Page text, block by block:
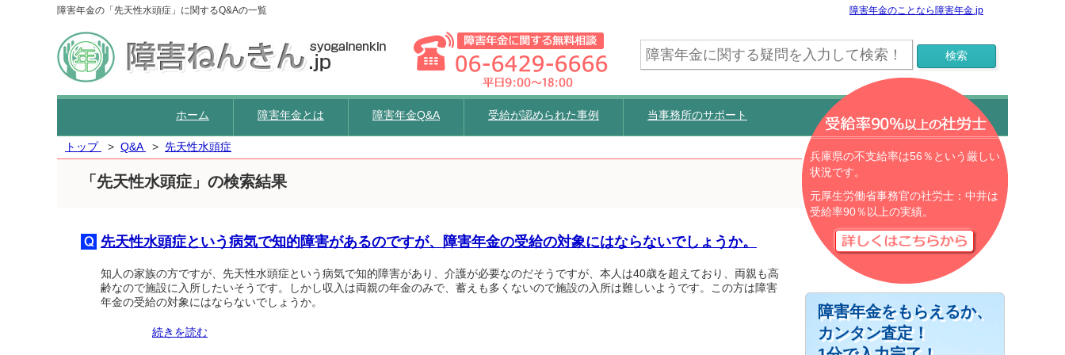
障害年金の「先天性水頭症」に関するQ&Aの一覧 障害年金のことなら障害年金.jp
トップ Q&A 先天性水頭症
「先天性水頭症」の検索結果
先天性水頭症という病気で知的障害があるのですが、障害年金の受給の対象にはならないでしょうか。
知人の家族の方ですが、先天性水頭症という病気で知的障害があり、介護が必要なのだそうですが、本人は40歳を超えており、両親も高
齢なので施設に入所したいそうです。しかし収入は両親の年金のみで、蓄えも多くないので施設の入所は難しいようです。この方は障害
年金の受給の対象にはならないでしょうか。
続きを読む
兵庫県の不支給率は56％という厳しい
状況です。
元厚生労働省事務官の社労士：中井は
受給率90％以上の実績。
障害年金をもらえるか、
カンタン査定！
ホーム 障害年金とは 障害年金Q&A 受給が認められた事例 当事務所のサポート